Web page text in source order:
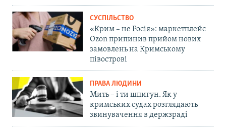
СУСПІЛЬСТВО
«Крим – не Росія»: маркетплейс
Ozon припинив прийом нових
замовлень на Кримському
півострові
ПРАВА ЛЮДИНИ
Мить – і ти шпигун. Як у
кримських судах розглядають
звинувачення в держзраді